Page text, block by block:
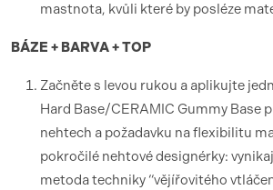
mastnota, kvůli které by posléze
BÁZE + BARVA + TOP
Začněte s levou rukou a aplikujte
Hard Base/CERAMIC Gummy Base
nehtech a požadavku na flexibilitu
pokročilé nehtové designérky:
metoda techniky “vějířovitého